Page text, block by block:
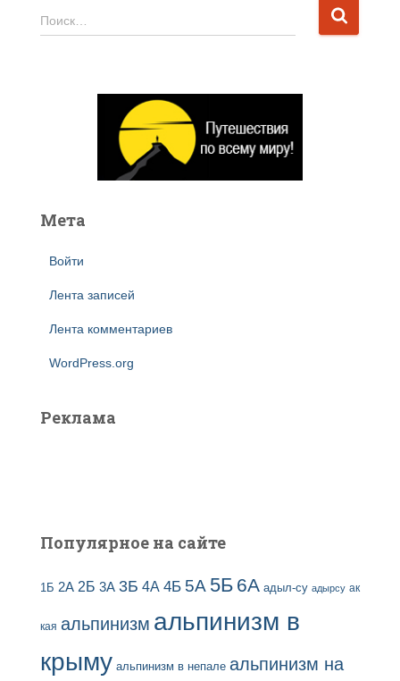
Н
а
Поиск…
Мета
Войти
Лента записей
Лента комментариев
WordPress.org
Реклама
Популярное на сайте
1Б 2А 2Б 3А 3Б 4А 4Б 5А 5Б 6А адыл-су адырсу ак
кая альпинизм альпинизм в
крыму альпинизм в непале альпинизм на